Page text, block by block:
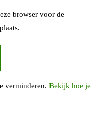
browser voor de
verminderen. Bekijk hoe je